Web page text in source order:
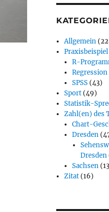
Allgemein
Praxisbeispiel
R-
Regression
SPSS (43)
Sport (49)
Statistik-
Zahl(en) des
Chart-
Dresden
Dresden
Sachsen
Zitat (16)